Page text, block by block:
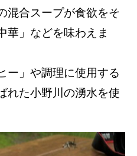
混合スープが食欲をそ
華」などを味わえま
ー」や調理に使用する
れた小野川の湧水を使